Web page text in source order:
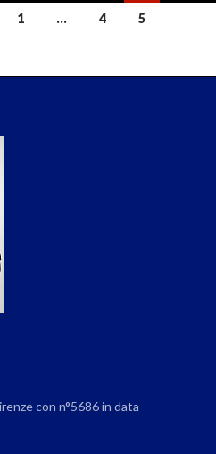
1 … 4 5
con n°5686 in data